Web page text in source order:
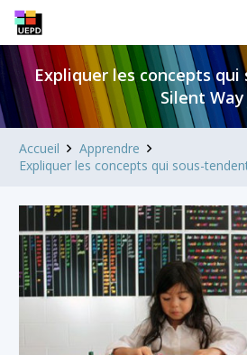
Expliquer les concepts
Silent Way
Accueil
Apprendre
Expliquer les concepts qui sous-